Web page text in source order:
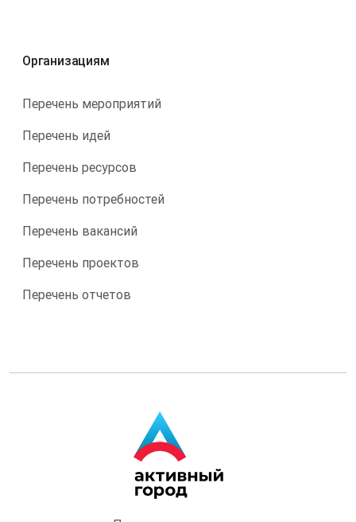
Организациям
Перечень мероприятий
Перечень идей
Перечень ресурсов
Перечень потребностей
Перечень вакансий
Перечень проектов
Перечень отчетов